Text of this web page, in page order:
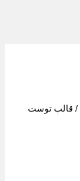
/ قالب توست